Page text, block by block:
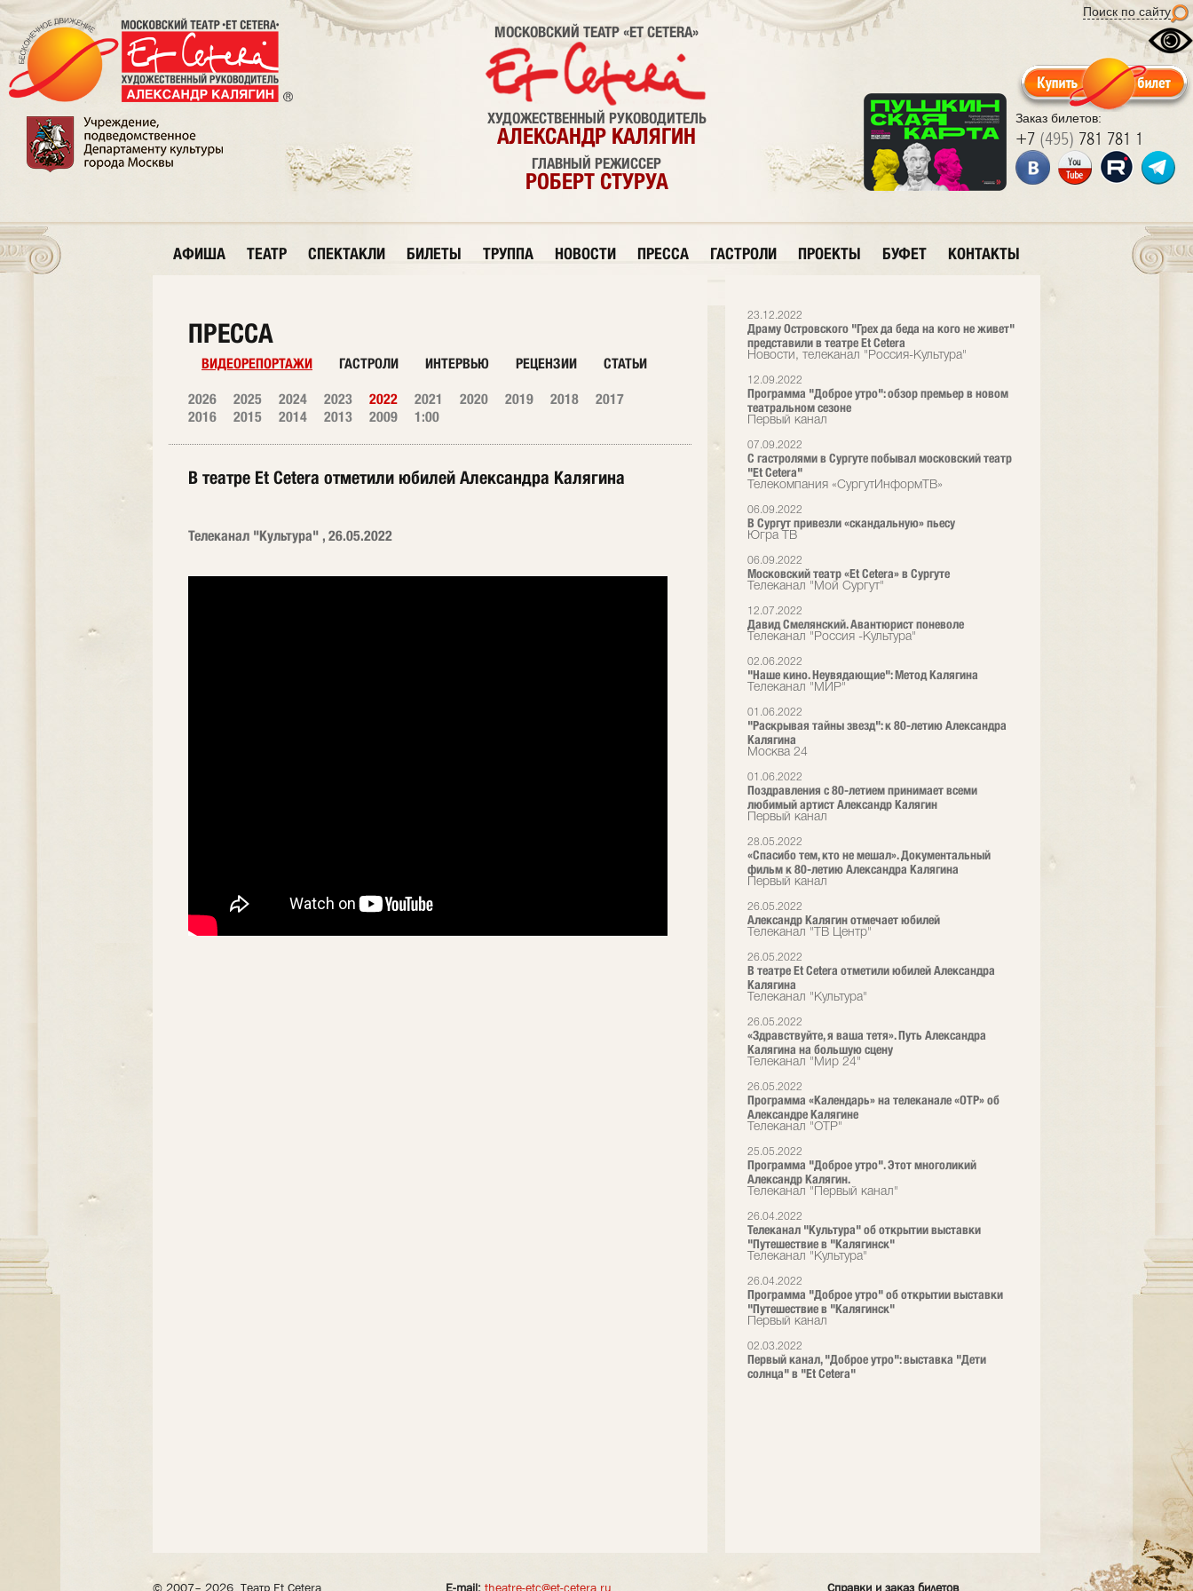
Поиск по сайту
Заказ билетов:
+7 (495) 781 781 1
МОСКОВСКИЙ ТЕАТР «ET CETERA»
ХУДОЖЕСТВЕННЫЙ РУКОВОДИТЕЛЬ
АЛЕКСАНДР КАЛЯГИН
ГЛАВНЫЙ РЕЖИССЕР
РОБЕРТ СТУРУА
АФИША ТЕАТР СПЕКТАКЛИ БИЛЕТЫ ТРУППА НОВОСТИ ПРЕССА ГАСТРОЛИ ПРОЕКТЫ БУФЕТ КОНТАКТЫ
23.12.2022
Драму Островского "Грех да беда на кого не живет"
представили в театре Et Cetera
Новости, телеканал "Россия-Культура"
12.09.2022
Программа "Доброе утро": обзор премьер в новом
театральном сезоне
Первый канал
07.09.2022
С гастролями в Сургуте побывал московский театр
"Et Cetera"
Телекомпания «СургутИнформТВ»
06.09.2022
В Сургут привезли «скандальную» пьесу
Югра ТВ
06.09.2022
Московский театр «Et Cetera» в Сургуте
Телеканал "Мой Сургут"
12.07.2022
Давид Смелянский. Авантюрист поневоле
Телеканал "Россия -Культура"
02.06.2022
"Наше кино. Неувядающие": Метод Калягина
Телеканал "МИР"
01.06.2022
"Раскрывая тайны звезд": к 80-летию Александра
Калягина
Москва 24
01.06.2022
Поздравления с 80-летием принимает всеми
любимый артист Александр Калягин
Первый канал
28.05.2022
«Спасибо тем, кто не мешал». Документальный
фильм к 80-летию Александра Калягина
Первый канал
26.05.2022
Александр Калягин отмечает юбилей
Телеканал "ТВ Центр"
26.05.2022
В театре Et Cetera отметили юбилей Александра
Калягина
Телеканал "Культура"
26.05.2022
«Здравствуйте, я ваша тетя». Путь Александра
Калягина на большую сцену
Телеканал "Мир 24"
26.05.2022
Программа «Календарь» на телеканале «ОТР» об
Александре Калягине
Телеканал "ОТР"
25.05.2022
Программа "Доброе утро". Этот многоликий
Александр Калягин.
Телеканал "Первый канал"
26.04.2022
Телеканал "Культура" об открытии выставки
"Путешествие в "Калягинск"
Телеканал "Культура"
26.04.2022
Программа "Доброе утро" об открытии выставки
"Путешествие в "Калягинск"
Первый канал
02.03.2022
Первый канал, "Доброе утро": выставка "Дети
солнца" в "Et Cetera"
ПРЕССА
ВИДЕОРЕПОРТАЖИ ГАСТРОЛИ ИНТЕРВЬЮ РЕЦЕНЗИИ СТАТЬИ
2026 2025 2024 2023 2022 2021 2020 2019 2018
2017
2016
2015 2014 2013 2009 1:00
В театре Et Cetera отметили юбилей Александра Калягина
Телеканал "Культура" , 26.05.2022
© 2007– 2026, Театр Et Cetera E-mail: theatre-etc@et-cetera.ru Справки и заказ билетов